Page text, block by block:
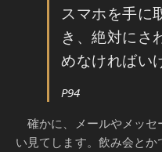
スマホを手に
き、絶対にさ
めなければい
P94
確かに、メールやメッセ
い見てします。飲み会と